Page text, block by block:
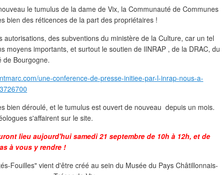
le tumulus de la dame de Vix, la Communauté de Communes
bien des réticences de la part des propriétaires !
autorisations, des subventions du ministère de la Culture, car un tel
moyens importants, et surtout le soutien de lINRAP , de la DRAC, du
de Bourgogne.
une-conference-de-presse-initiee-par-l-inrap-nous-a-
bien déroulé, et le tumulus est ouvert de nouveau depuis un mois.
s'affairent sur le site.
lieu aujourd'hui samedi 21 septembre de 10h à 12h, et de
à vous y rendre !